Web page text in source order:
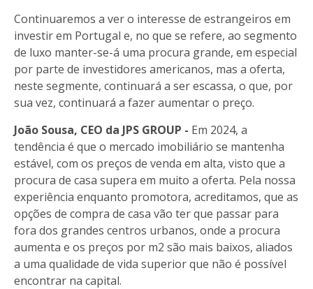
Continuaremos a ver o interesse de estrangeiros em
investir em Portugal e, no que se refere, ao segmento
de luxo manter-se-á uma procura grande, em especial
por parte de investidores americanos, mas a oferta,
neste segmente, continuará a ser escassa, o que, por
sua vez, continuará a fazer aumentar o preço.
João Sousa, CEO da JPS GROUP - Em 2024, a
tendência é que o mercado imobiliário se mantenha
estável, com os preços de venda em alta, visto que a
procura de casa supera em muito a oferta. Pela nossa
experiência enquanto promotora, acreditamos, que as
opções de compra de casa vão ter que passar para
fora dos grandes centros urbanos, onde a procura
aumenta e os preços por m2 são mais baixos, aliados
a uma qualidade de vida superior que não é possível
encontrar na capital.